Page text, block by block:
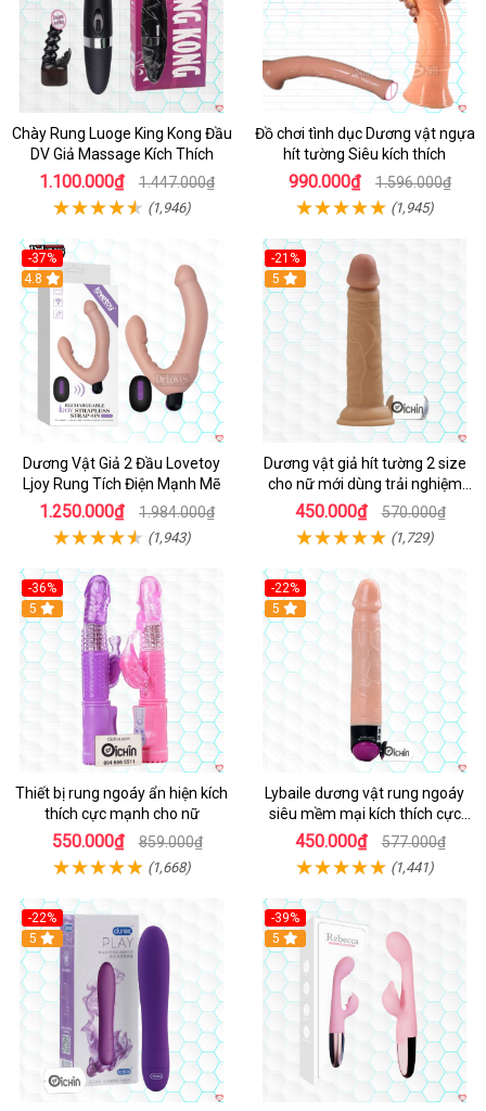
Chày Rung Luoge King Kong Đầu
DV Giả Massage Kích Thích
1.100.000₫ 1.447.000₫
(1,946)
Đồ chơi tình dục Dương vật ngựa
hít tường Siêu kích thích
990.000₫ 1.596.000₫
(1,945)
-37%
Hot
4.8
Dương Vật Giả 2 Đầu Lovetoy
Ljoy Rung Tích Điện Mạnh Mẽ
1.250.000₫ 1.984.000₫
(1,943)
-21%
Hot
5
Dương vật giả hít tường 2 size
cho nữ mới dùng trải nghiệm
thật
450.000₫ 570.000₫
(1,729)
-36%
Hot
5
Thiết bị rung ngoáy ẩn hiện kích
thích cực mạnh cho nữ
550.000₫ 859.000₫
(1,668)
-22%
Hot
5
Lybaile dương vật rung ngoáy
siêu mềm mại kích thích cực
mạnh
450.000₫ 577.000₫
(1,441)
-22%
Hot
5
-39%
Hot
5